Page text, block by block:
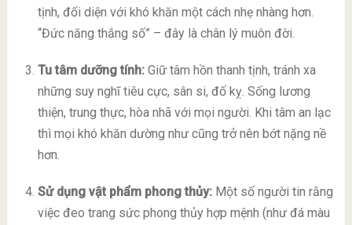
tịnh, đối diện với khó khăn một cách nhẹ nhàng hơn.
“Đức năng thắng số” – đây là chân lý muôn đời.
Tu tâm dưỡng tính:Giữ tâm hồn thanh tịnh, tránh xa
những suy nghĩ tiêu cực, sân si, đố kỵ. Sống lương
thiện, trung thực, hòa nhã với mọi người. Khi tâm an lạc
thì mọi khó khăn dường như cũng trở nên bớt nặng nề
hơn.
Sử dụng vật phẩm phong thủy:Một số người tin rằng
việc đeo trang sức phong thủy hợp mệnh (như đá màu